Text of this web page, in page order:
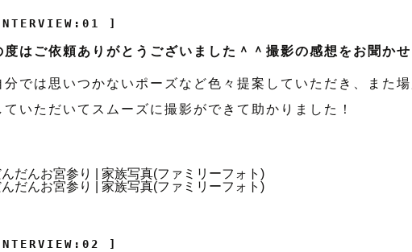
]
度はご依頼ありがとうございました＾＾撮影の感想をお聞かせ
分では思いつかないポーズなど色々提案していただき、また
ていただいてスムーズに撮影ができて助かりました！
]